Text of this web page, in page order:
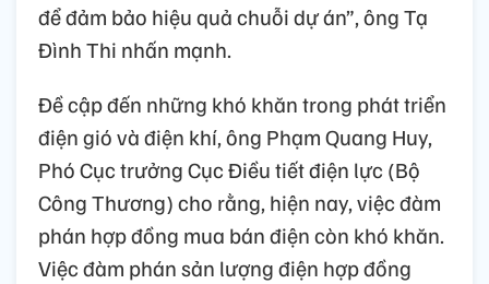
để đảm bảo hiệu quả chuỗi dự án”, ông Tạ
Đình Thi nhấn mạnh.
Đề cập đến những khó khăn trong phát triển
điện gió và điện khí, ông Phạm Quang Huy,
Phó Cục trưởng Cục Điều tiết điện lực (Bộ
Công Thương) cho rằng, hiện nay, việc đàm
phán hợp đồng mua bán điện còn khó khăn.
Việc đàm phán sản lượng điện hợp đồng